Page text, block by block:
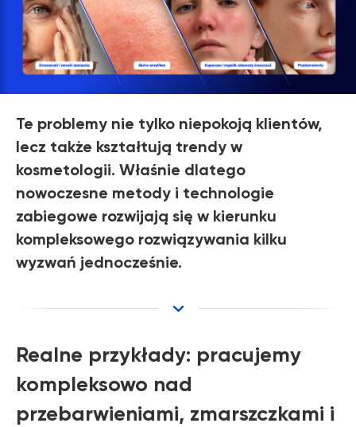
Te problemy nie tylko niepokoją klientów,
lecz także kształtują trendy w
kosmetologii. Właśnie dlatego
nowoczesne metody i technologie
zabiegowe rozwijają się w kierunku
kompleksowego rozwiązywania kilku
wyzwań jednocześnie.
Realne przykłady: pracujemy
kompleksowo nad
przebarwieniami, zmarszczkami i